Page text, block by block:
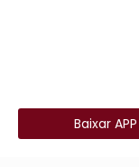
Baixar APP